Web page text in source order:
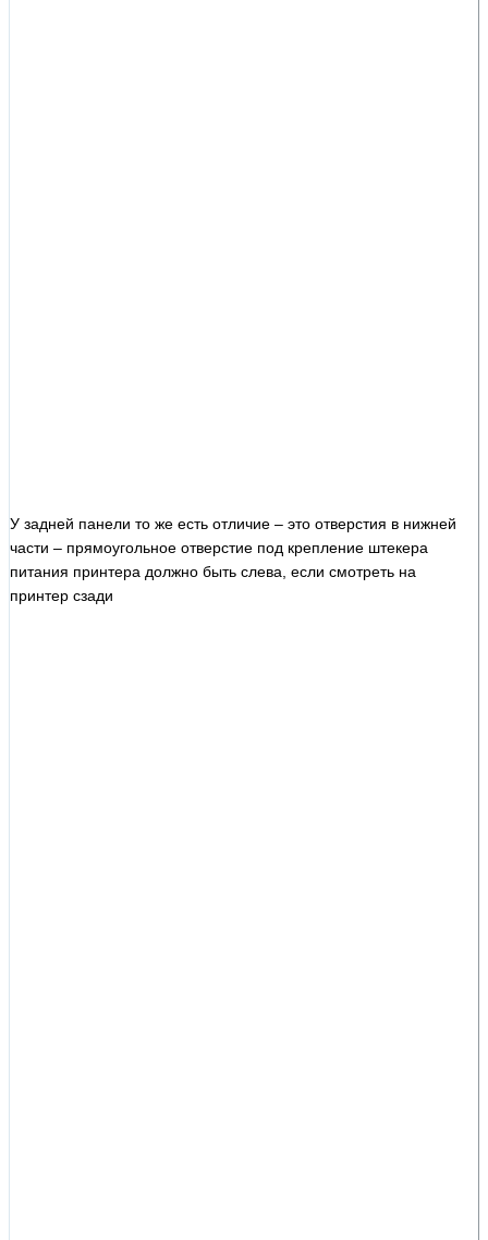
У задней панели то же есть отличие – это отверстия в нижней
части – прямоугольное отверстие под крепление штекера
питания принтера должно быть слева, если смотреть на
принтер сзади